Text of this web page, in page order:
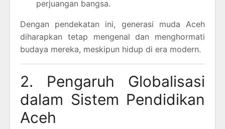
perjuangan bangsa.
Dengan pendekatan ini, generasi muda Aceh
diharapkan tetap mengenal dan menghormati
budaya mereka, meskipun hidup di era modern.
2. Pengaruh Globalisasi
dalam Sistem Pendidikan
Aceh